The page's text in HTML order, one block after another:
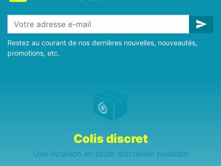
send
Restez au courant de nos dernières nouvelles, nouveautés,
promotions, etc.
Colis discret
Une livraison en toute discrétion possible